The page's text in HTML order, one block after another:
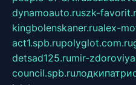
dynamoauto.ruszk-
kingbolenskaner.rualex-
act1.spb.rupolyglot.com.ru
detsad125.rumir-
council.spb.ru